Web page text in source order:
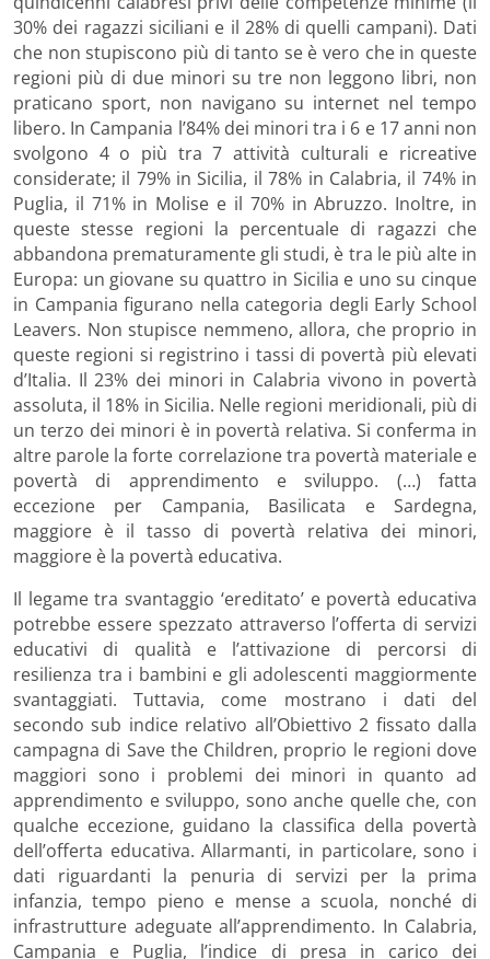
30% dei ragazzi siciliani e il 28% di quelli campani). Dati
che non stupiscono più di tanto se è vero che in queste
regioni più di due minori su tre non leggono libri, non
praticano sport, non navigano su internet nel tempo
libero. In Campania l’84% dei minori tra i 6 e 17 anni non
svolgono 4 o più tra 7 attività culturali e ricreative
considerate; il 79% in Sicilia, il 78% in Calabria, il 74% in
Puglia, il 71% in Molise e il 70% in Abruzzo. Inoltre, in
queste stesse regioni la percentuale di ragazzi che
abbandona prematuramente gli studi, è tra le più alte in
Europa: un giovane su quattro in Sicilia e uno su cinque
in Campania figurano nella categoria degli Early School
Leavers. Non stupisce nemmeno, allora, che proprio in
queste regioni si registrino i tassi di povertà più elevati
d’Italia. Il 23% dei minori in Calabria vivono in povertà
assoluta, il 18% in Sicilia. Nelle regioni meridionali, più di
un terzo dei minori è in povertà relativa. Si conferma in
altre parole la forte correlazione tra povertà materiale e
povertà di apprendimento e sviluppo. (…) fatta
eccezione per Campania, Basilicata e Sardegna,
maggiore è il tasso di povertà relativa dei minori,
maggiore è la povertà educativa.
Il legame tra svantaggio ‘ereditato’ e povertà educativa
potrebbe essere spezzato attraverso l’offerta di servizi
educativi di qualità e l’attivazione di percorsi di
resilienza tra i bambini e gli adolescenti maggiormente
svantaggiati. Tuttavia, come mostrano i dati del
secondo sub indice relativo all’Obiettivo 2 fissato dalla
campagna di Save the Children, proprio le regioni dove
maggiori sono i problemi dei minori in quanto ad
apprendimento e sviluppo, sono anche quelle che, con
qualche eccezione, guidano la classifica della povertà
dell’offerta educativa. Allarmanti, in particolare, sono i
dati riguardanti la penuria di servizi per la prima
infanzia, tempo pieno e mense a scuola, nonché di
infrastrutture adeguate all’apprendimento. In Calabria,
Campania e Puglia, l’indice di presa in carico dei